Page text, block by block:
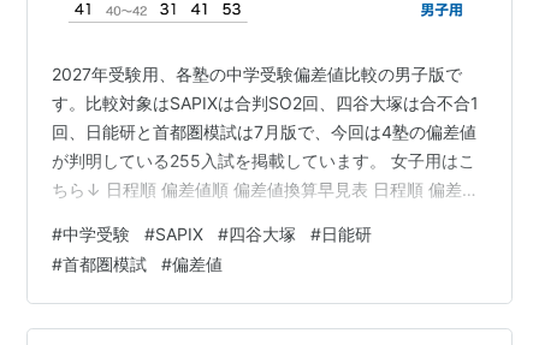
2027年受験用、各塾の中学受験偏差値比較の男子版で
す。比較対象はSAPIXは合判SO2回、四谷大塚は合不合1
回、日能研と首都圏模試は7月版で、今回は4塾の偏差値
が判明している255入試を掲載しています。 女子用はこ
ちら↓ 日程順 偏差値順 偏差値換算早見表 日程順 偏差値
https://e-tutor.tokyo/data/20260731/2027danshi.pdf
偏差値換算早見表 塾ごとの偏差値を比較すると、漠然と
四谷大塚と日能研は同じくらい、SAPIXは10低く、首都
圏模試は10高くなるといったイメージをお持ちの方もい
#中学受験 #SAPIX #四谷大塚 #日能研
#首都圏模試 #偏差値